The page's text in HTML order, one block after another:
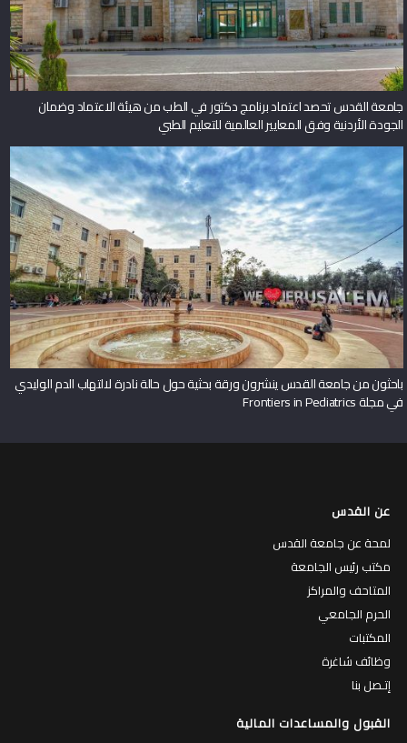
جامعة القدس تحصد اعتماد برنامج دكتور في الطب من هيئة الاعتماد وضمان
الجودة الأردنية وفق المعايير العالمية للتعليم الطبي
باحثون من جامعة القدس ينشرون ورقة بحثية حول حالة نادرة لالتهاب الدم الوليدي
في مجلة Frontiers in Pediatrics
عن القدس
لمحة عن جامعة القدس
مكتب رئيس الجامعة
المتاحف والمراكز
الحرم الجامعي
المكتبات
وظائف شاغرة
إتـصل بنا
القبول والمساعدات المالية